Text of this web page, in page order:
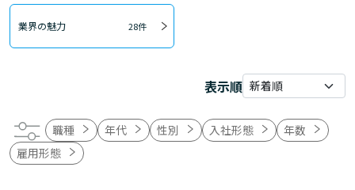
業界の魅力 28件
表示順
職種 年代 性別 入社形態
年数
雇用形態